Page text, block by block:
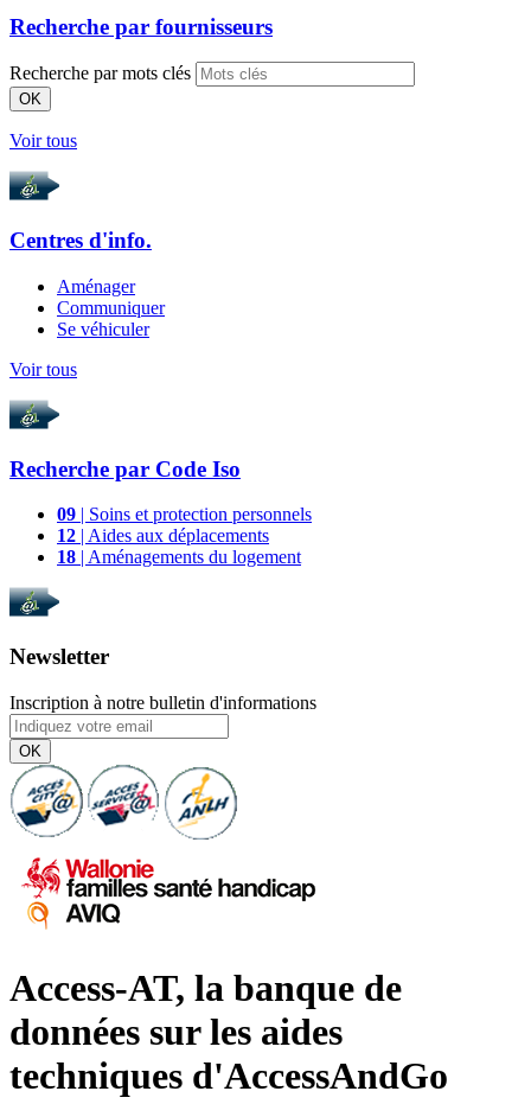
Recherche par fournisseurs
Recherche par mots clés
OK
Voir tous
Centres d'info.
Aménager
Communiquer
Se véhiculer
Voir tous
Recherche par Code Iso
09 | Soins et protection personnels
12 | Aides aux déplacements
18 | Aménagements du logement
Newsletter
Inscription à notre bulletin d'informations
OK
Access-AT, la banque de
données sur les aides
techniques d'AccessAndGo